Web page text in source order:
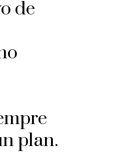
de
plan.